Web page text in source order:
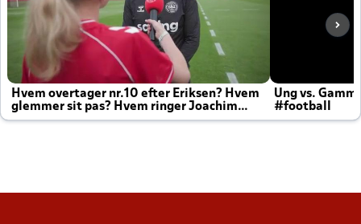
Hvem overtager nr.10 efter Eriksen? Hvem
glemmer sit pas? Hvem ringer Joachim
altid til efter kampe?
Ung vs.
#football